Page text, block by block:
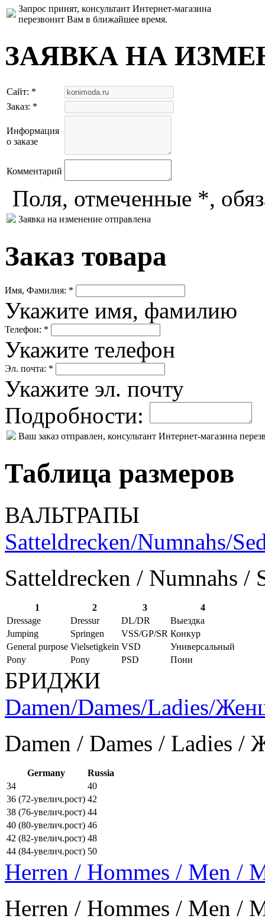
Запрос принят, консультант Интернет-магазина
перезвонит Вам в ближайшее время.
ЗАЯВКА НА
Сайт: *
Заказ: *
Информация
о заказе
Комментарий
Поля, отмеченные *,
Заявка на изменение отправлена
Заказ товара
Имя, Фамилия: *
Укажите имя, фамилию
Телефон: *
Укажите телефон
Эл. почта: *
Укажите эл. почту
Подробности:
Ваш заказ отправлен, консультант Интернет-магазина
Таблица размеров
ВАЛЬТРАПЫ
Satteldrecken/Numnahs/
Satteldrecken / Numnahs /
1 2 3
4
Dressage
Dressur DL/DR
Выездка
Jumping
Springen VSS/GP/SR Конкур
General purpose Vielsetigkein VSD
Универсальный
Pony
Pony PSD Пони
БРИДЖИ
Damen/Dames/Ladies/
Damen / Dames / Ladies
Germany
Russia
34
40
36 (72-увелич.рост) 42
38 (76-увелич.рост) 44
40 (80-увелич.рост) 46
42 (82-увелич.рост) 48
44 (84-увелич.рост) 50
Herren / Hommes / Men /
Herren / Hommes / Men /